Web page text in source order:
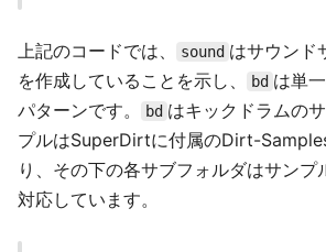
上記のコードでは、 sound はサウンド
を作成していることを示し、
bd は単
パターンです。
bd はキックドラムの
プルはSuperDirtに付属のDirt-
り、その下の各サブフォルダはサン
対応しています。